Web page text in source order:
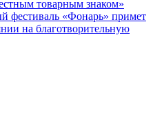
товарным знаком»
фестиваль «Фонарь» примет
на благотворительную